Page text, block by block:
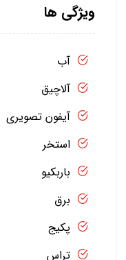
ویژگی ها
آب
آلاچیق
آیفون تصویری
استخر
باربکیو
برق
پکیج
تراس